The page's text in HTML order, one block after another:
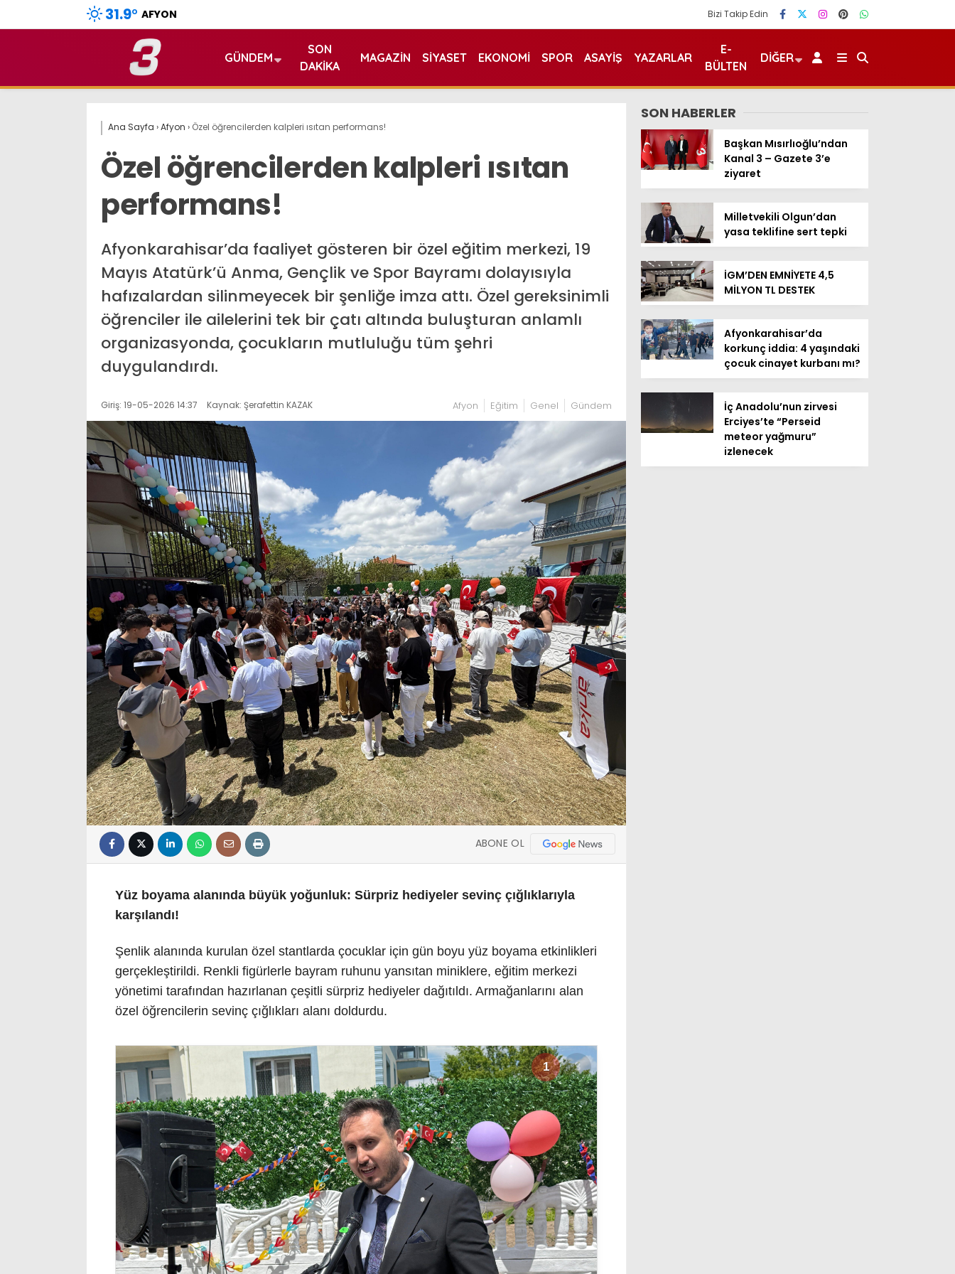
31.9° AFYON Bizi Takip Edin
GÜNDEM
SON
DAKIKA
MAGAZIN SIYASET EKONOMI SPOR ASAYIŞ YAZARLAR
E-
BÜLTEN
DIĞER
Ana Sayfa ›Afyon › Özel öğrencilerden kalpleri ısıtan performans!
Özel öğrencilerden kalpleri ısıtan
performans!
Afyonkarahisar’da faaliyet gösteren bir özel eğitim merkezi, 19
Mayıs Atatürk’ü Anma, Gençlik ve Spor Bayramı dolayısıyla
hafızalardan silinmeyecek bir şenliğe imza attı. Özel gereksinimli
öğrenciler ile ailelerini tek bir çatı altında buluşturan anlamlı
organizasyonda, çocukların mutluluğu tüm şehri
duygulandırdı.
Giriş: 19-05-2026 14:37 Kaynak: Şerafettin KAZAK Afyon Eğitim Genel Gündem
ABONE OL
Yüz boyama alanında büyük yoğunluk: Sürpriz hediyeler sevinç çığlıklarıyla
karşılandı!
Şenlik alanında kurulan özel stantlarda çocuklar için gün boyu yüz boyama etkinlikleri
gerçekleştirildi. Renkli figürlerle bayram ruhunu yansıtan miniklere, eğitim merkezi
yönetimi tarafından hazırlanan çeşitli sürpriz hediyeler dağıtıldı. Armağanlarını alan
özel öğrencilerin sevinç çığlıkları alanı doldurdu.
1 3
SON HABERLER
Başkan Mısırlıoğlu’ndan
Kanal 3 – Gazete 3’e
ziyaret
Milletvekili Olgun’dan
yasa teklifine sert tepki
İGM’DEN EMNİYETE 4,5
MİLYON TL DESTEK
Afyonkarahisar’da
korkunç iddia: 4 yaşındaki
çocuk cinayet kurbanı mı?
İç Anadolu’nun zirvesi
Erciyes’te “Perseid
meteor yağmuru”
izlenecek